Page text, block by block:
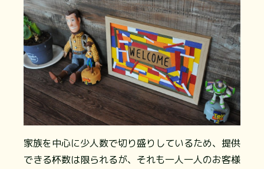
家族を中心に少人数で切り盛りしているため、提供
できる杯数は限られるが、それも一人一人のお客様